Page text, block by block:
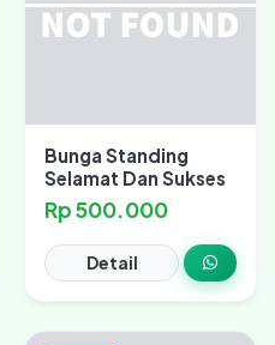
Bunga Standing
Selamat Dan Sukses
Rp 500.000
Detail